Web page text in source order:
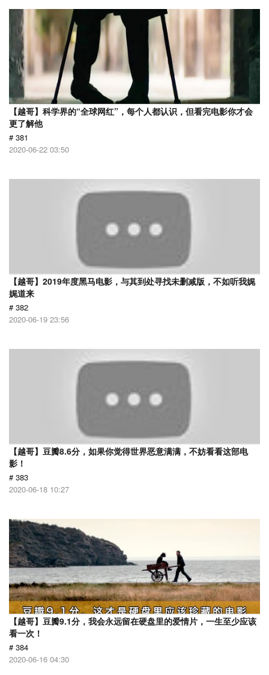
【越哥】科学界的“全球网红”，每个人都认识，但看完电影你才会
更了解他
# 381
2020-06-22 03:50
【越哥】2019年度黑马电影，与其到处寻找未删减版，不如听我娓
娓道来
# 382
2020-06-19 23:56
【越哥】豆瓣8.6分，如果你觉得世界恶意满满，不妨看看这部电
影！
# 383
2020-06-18 10:27
【越哥】豆瓣9.1分，我会永远留在硬盘里的爱情片，一生至少应该
看一次！
# 384
2020-06-16 04:30